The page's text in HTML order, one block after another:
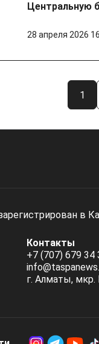
Центральную
28 апреля 2026
1
в
Контакты
+7 (707) 679 34
г. Алматы,